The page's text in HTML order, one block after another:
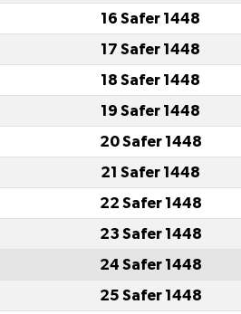
16 Safer 1448
17 Safer 1448
18 Safer 1448
19 Safer 1448
20 Safer 1448
21 Safer 1448
22 Safer 1448
23 Safer 1448
24 Safer 1448
25 Safer 1448